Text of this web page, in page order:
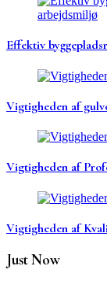
Effektiv
Vigtigheden af
Vigtigheden af
Vigtigheden af
Just Now